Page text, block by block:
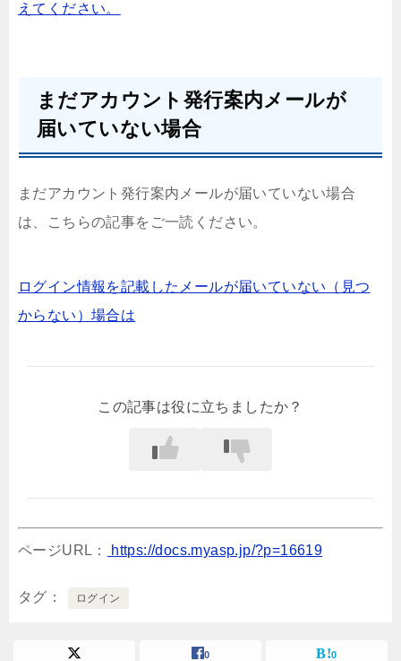
えてください。
まだアカウント発行案内メールが
届いていない場合
まだアカウント発行案内メールが届いていない場合
は、こちらの記事をご一読ください。
ログイン情報を記載したメールが届いていない（見つ
からない）場合は
この記事は役に立ちましたか？
ページURL： https://docs.myasp.jp/?p=16619
タグ ログイン
0 0